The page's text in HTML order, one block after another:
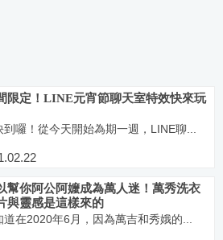
限定！LINE元宵節聊天室特效快來玩
到囉！從今天開始為期一週，LINE聊...
幫你阿公阿嬤成為萬人迷！萬秀洗衣
與靈感是這樣來的
道在2020年6月，因為萬吉和秀娥的...